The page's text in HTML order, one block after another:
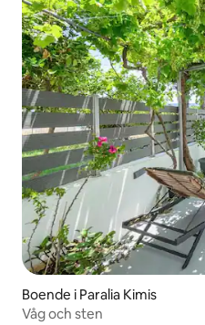
Boende i Paralia Kimis
Våg och sten